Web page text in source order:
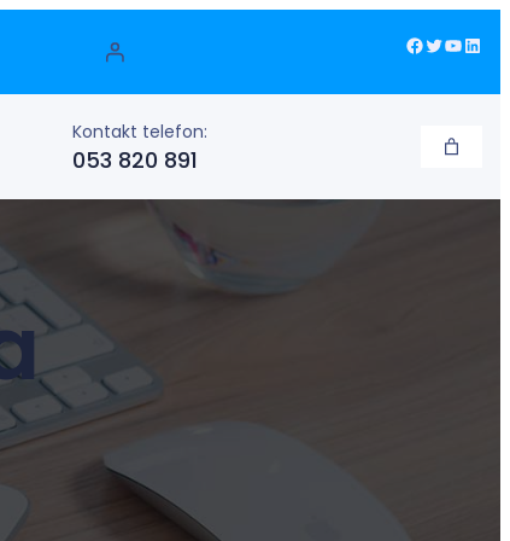
Facebook Twitter YouTube LinkedIn
Kontakt telefon:
053 820 891